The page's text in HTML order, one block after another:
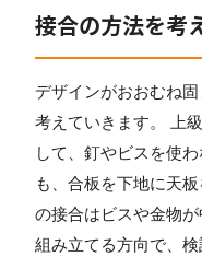
接合の方法を考
デザインがおおむね
考えていきます。 上
して、釘やビスを使
も、合板を下地に天
の接合はビスや金物
組み立てる方向で、検